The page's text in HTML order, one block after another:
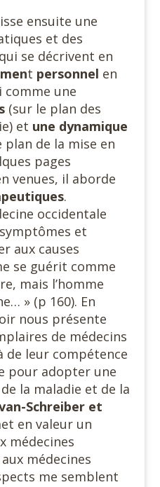
ensuite une
et des
se décrivent en
t personnel en
comme une
(sur le plan des
et une dynamique
plan de la mise en
pages
venues, il aborde
.
occidentale
et
aux causes
se guérit comme
mais l’homme
» (p 160). En
nous présente
de médecins
de leur compétence
pour adopter une
la maladie et de la
Schreiber et
en valeur un
médecines
médecines
me semblent